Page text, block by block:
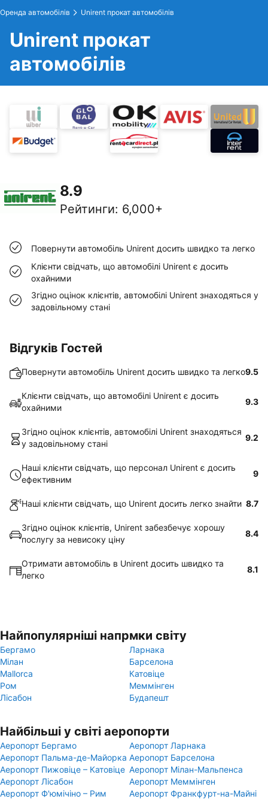
Оренда автомобілів Unirent прокат автомобілів
Unirent прокат
автомобілів
8.9
Рейтинги: 6,000+
Повернути автомобіль Unirent досить швидко та легко
Клієнти свідчать, що автомобілі Unirent є досить
охайними
Згідно оцінок клієнтів, автомобілі Unirent знаходяться у
задовільному стані
Відгуків Гостей
Повернути автомобіль Unirent досить швидко та легко9.5
Клієнти свідчать, що автомобілі Unirent є досить
охайними
9.3
Згідно оцінок клієнтів, автомобілі Unirent знаходяться
у задовільному стані
9.2
Наші клієнти свідчать, що персонал Unirent є досить
ефективним
9
Наші клієнти свідчать, що Unirent досить легко знайти 8.7
Згідно оцінок клієнтів, Unirent забезбечує хорошу
послугу за невисоку ціну
8.4
Отримати автомобіль в Unirent досить швидко та
легко
8.1
Найпопулярніші напрмки світу
Бергамо
Ларнака
Мілан
Барселона
Mallorca
Катовіце
Ром
Меммінген
Лісабон
Будапешт
Найбільші у світі аеропорти
Аеропорт Бергамо
Аеропорт Ларнака
Аеропорт Пальма-де-Майорка Аеропорт Барселона
Аеропорт Пижовіце – Катовіце Аеропорт Мілан-Мальпенса
Аеропорт Лісабон
Аеропорт Меммінген
Аеропорт Ф'юмічіно – Рим
Аеропорт Франкфурт-на-Майні